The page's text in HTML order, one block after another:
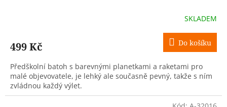
SKLADEM
499 Kč Do košíku
Předškolní batoh s barevnými planetkami a raketami pro
malé objevovatele, je lehký ale současně pevný, takže s ním
zvládnou každý výlet.